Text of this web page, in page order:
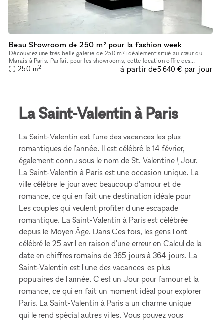
Beau Showroom de 250 m² pour la fashion week
Découvrez une très belle galerie de 250 m² idéalement situé au cœur du
Marais à Paris. Parfait pour les showrooms, cette location offre des
caractéristiques uniques telles que de hauts plafonds, des
250 m2 à partir de5 640 € par jour
La Saint-Valentin à Paris
La Saint-Valentin est l'une des vacances les plus
romantiques de l'année. Il est célébré le 14 février,
également connu sous le nom de St. Valentine \ Jour.
La Saint-Valentin à Paris est une occasion unique. La
ville célèbre le jour avec beaucoup d'amour et de
romance, ce qui en fait une destination idéale pour
Les couples qui veulent profiter d'une escapade
romantique. La Saint-Valentin à Paris est célébrée
depuis le Moyen Âge. Dans Ces fois, les gens l'ont
célébré le 25 avril en raison d'une erreur en Calcul de la
date en chiffres romains de 365 jours à 364 jours. La
Saint-Valentin est l'une des vacances les plus
populaires de l'année. C'est un Jour pour l'amour et la
romance, ce qui en fait un moment idéal pour explorer
Paris. La Saint-Valentin à Paris a un charme unique
qui le rend spécial autres villes. Vous pouvez vous